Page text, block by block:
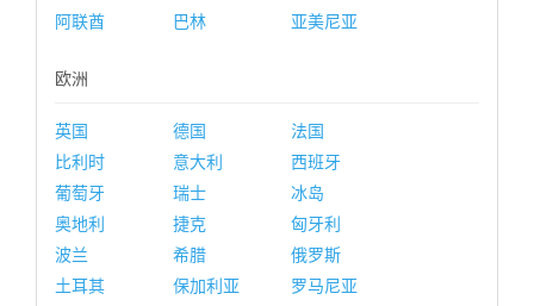
阿联酋
巴林 亚美尼亚
欧洲
英国 德国
法国
比利时
意大利
西班牙
葡萄牙
瑞士
冰岛
奥地利
捷克
匈牙利
波兰
希腊
俄罗斯
土耳其
保加利亚
罗马尼亚